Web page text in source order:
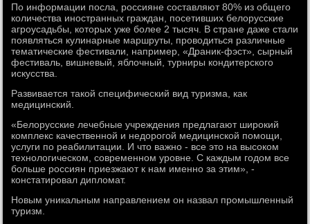
По информации посла, россияне составляют 80% из общего
количества иностранных граждан, посетивших белорусские
агроусадьбы, которых уже более 2 тысяч. В стране даже стали
появляться кулинарные маршруты, проводиться различные
тематические фестивали, например, «Драник-фэст», сырный
фестиваль, вишневый, яблочный, турниры кондитерского
искусства.
Развивается такой специфический вид туризма, как
медицинский.
«Белорусские лечебные учреждения предлагают широкий
комплекс качественной и недорогой медицинской помощи,
услуги по реабилитации. И что важно - все это на высоком
технологическом, современном уровне. С каждым годом все
больше россиян приезжают к нам именно за этим», -
констатировал дипломат.
Новым уникальным направлением он назвал промышленный
туризм.